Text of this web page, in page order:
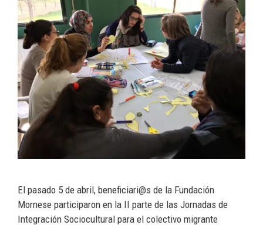
El pasado 5 de abril, beneficiari@s de la Fundación
Mornese participaron en la II parte de las Jornadas de
Integración Sociocultural para el colectivo migrante